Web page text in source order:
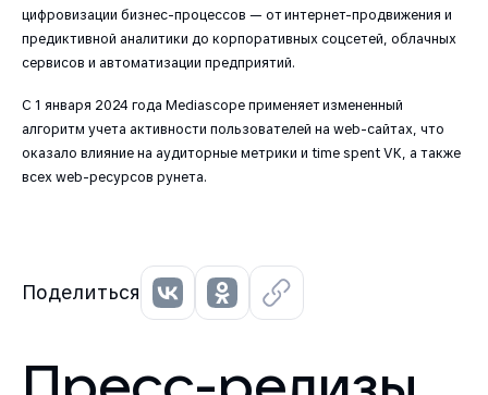
цифровизации бизнес-процессов — от интернет-продвижения и
предиктивной аналитики до корпоративных соцсетей, облачных
сервисов и автоматизации предприятий.
C 1 января 2024 года Mediascope применяет измененный
алгоритм учета активности пользователей на web-сайтах, что
оказало влияние на аудиторные метрики и time spent VK, а также
всех web-ресурсов рунета.
Поделиться